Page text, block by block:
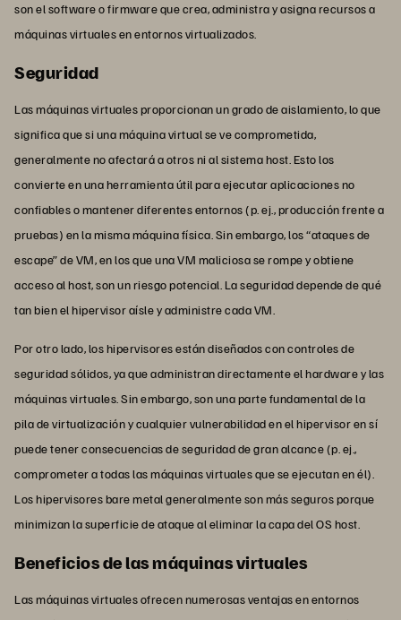
son el software o firmware que crea, administra y asigna recursos a
máquinas virtuales en entornos virtualizados.
Seguridad
Las máquinas virtuales proporcionan un grado de aislamiento, lo que
significa que si una máquina virtual se ve comprometida,
generalmente no afectará a otros ni al sistema host. Esto los
convierte en una herramienta útil para ejecutar aplicaciones no
confiables o mantener diferentes entornos (p. ej., producción frente a
pruebas) en la misma máquina física. Sin embargo, los “ataques de
escape” de VM, en los que una VM maliciosa se rompe y obtiene
acceso al host, son un riesgo potencial. La seguridad depende de qué
tan bien el hipervisor aísle y administre cada VM.
Por otro lado, los hipervisores están diseñados con controles de
seguridad sólidos, ya que administran directamente el hardware y las
máquinas virtuales. Sin embargo, son una parte fundamental de la
pila de virtualización y cualquier vulnerabilidad en el hipervisor en sí
puede tener consecuencias de seguridad de gran alcance (p. ej.,
comprometer a todas las máquinas virtuales que se ejecutan en él).
Los hipervisores bare metal generalmente son más seguros porque
minimizan la superficie de ataque al eliminar la capa del OS host.
Beneficios de las máquinas virtuales
Las máquinas virtuales ofrecen numerosas ventajas en entornos